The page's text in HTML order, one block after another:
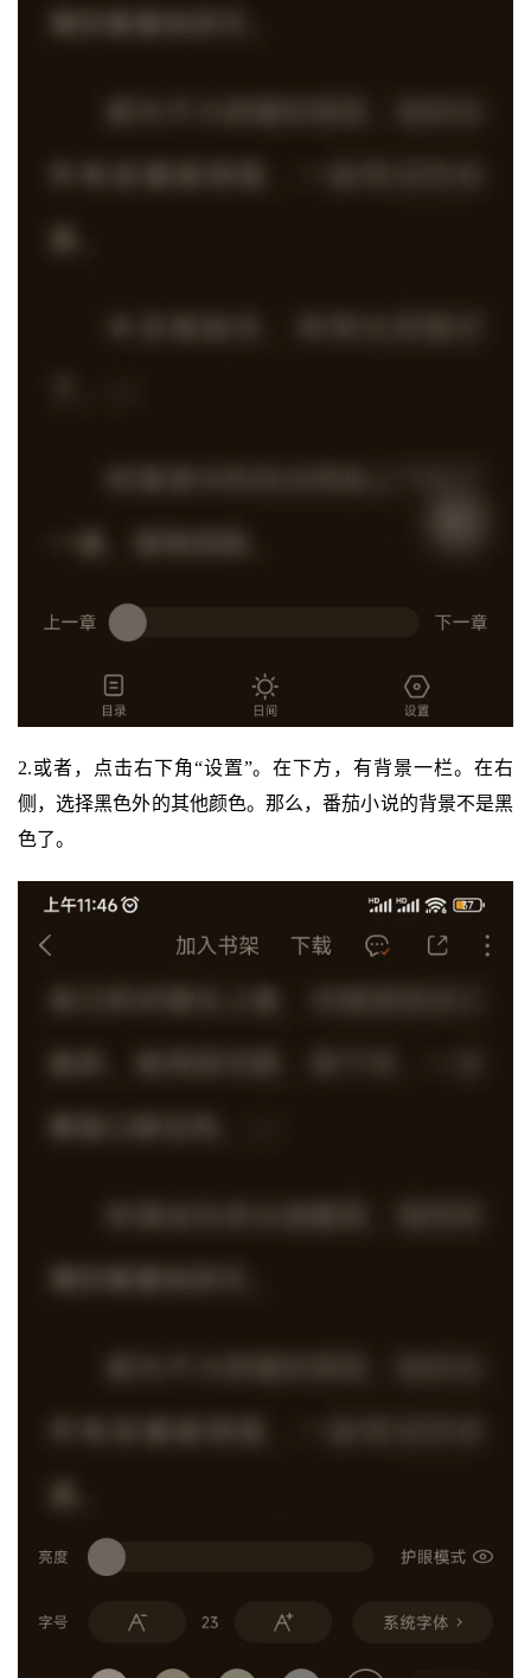
2.或者，点击右下角“设置”。在下方，有背景一栏。在右
侧，选择黑色外的其他颜色。那么，番茄小说的背景不是黑
色了。